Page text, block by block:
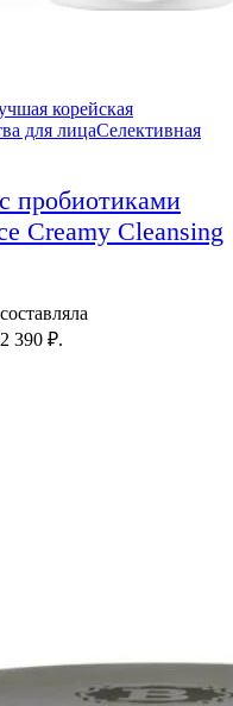
корейская
для лицаСелективная
пробиотиками
Creamy Cleansing
390 ₽.